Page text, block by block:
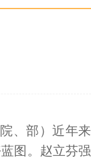
、部）近年来
图。赵立芬强